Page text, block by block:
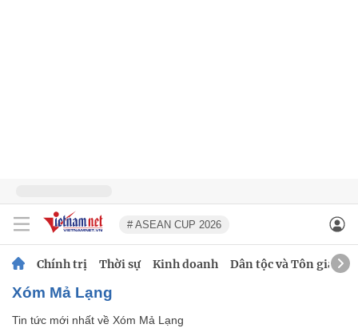
# ASEAN CUP 2026
Chính trị Thời sự Kinh doanh Dân tộc và Tôn giáo
Xóm Mả Lạng
Tin tức mới nhất về Xóm Mả Lạng